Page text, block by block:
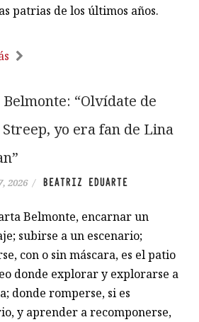
patrias de los últimos años.
“Olvídate de
yo era fan de Lina
2026 / BEATRIZ EDUARTE
Belmonte, encarnar un
subirse a un escenario;
con o sin máscara, es el patio
donde explorar y explorarse a
donde romperse, si es
y aprender a recomponerse,